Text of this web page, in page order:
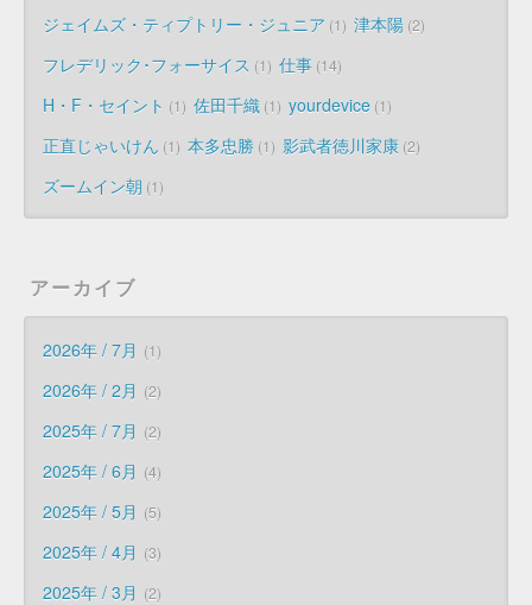
ジェイムズ・ティプトリー・ジュニア 1 津本陽 2
フレデリック･フォーサイス 1 仕事 14
H・F・セイント 1 佐田千織 1 yourdevice 1
正直じゃいけん 1 本多忠勝 1 影武者徳川家康 2
ズームイン朝 1
アーカイブ
2026年 / 7月 1
2026年 / 2月 2
2025年 / 7月 2
2025年 / 6月 4
2025年 / 5月 5
2025年 / 4月 3
2025年 / 3月 2